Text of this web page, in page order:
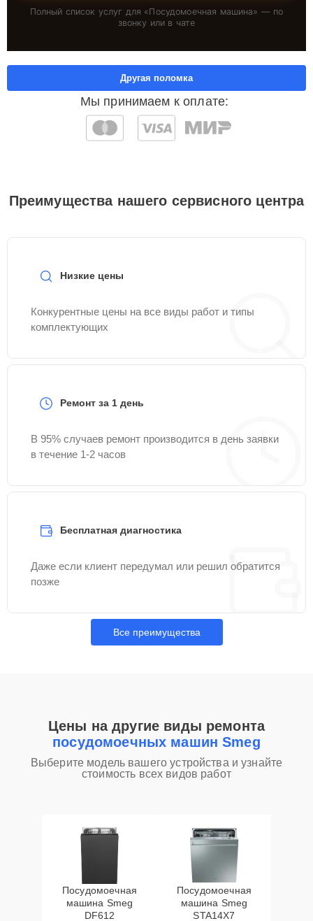
Полный список услуг для «Посудомоечная машина» — по
звонку или в чате
Мы принимаем к оплате:
Другая поломка
Преимущества нашего сервисного центра
Низкие цены
Конкурентные цены на все виды работ и типы
комплектующих
Ремонт за 1 день
В 95% случаев ремонт производится в день заявки
в течение 1-2 часов
Бесплатная диагностика
Даже если клиент передумал или решил обратится
позже
Все преимущества
Цены на другие виды ремонта
посудомоечных машин Smeg
Выберите модель вашего устройства и узнайте
стоимость всех видов работ
Посудомоечная
машина Smeg
DF612
Посудомоечная
машина Smeg
STA14X7